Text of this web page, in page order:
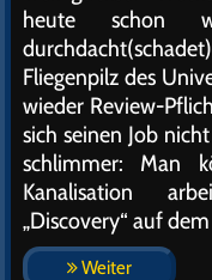
heute schon
Fliegenpilz des
wieder Review-
sich seinen Job
schlimmer: Man
Kanalisation
„Discovery“ auf
Weiter